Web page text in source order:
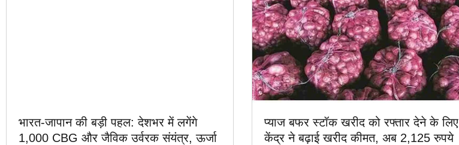
भारत-जापान की बड़ी पहल: देशभर में लगेंगे
1,000 CBG और जैविक उर्वरक संयंत्र, ऊर्जा
प्याज बफर स्टॉक खरीद को रफ्तार देने के लिए
केंद्र ने बढ़ाई खरीद कीमत, अब 2,125 रुपये